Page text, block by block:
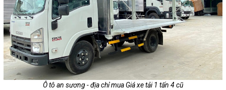
Ô tô an sương - địa chỉ mua Giá xe tải 1 tấn 4 cũ